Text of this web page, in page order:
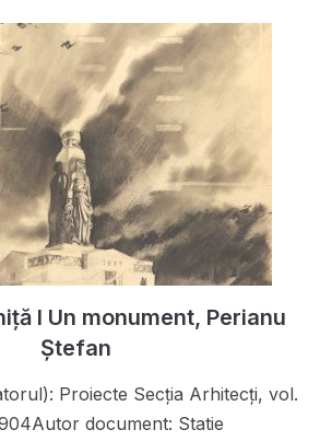
I Un monument, Perianu
Ștefan
Proiecte Secţia Arhitecţi, vol.
document: Statie